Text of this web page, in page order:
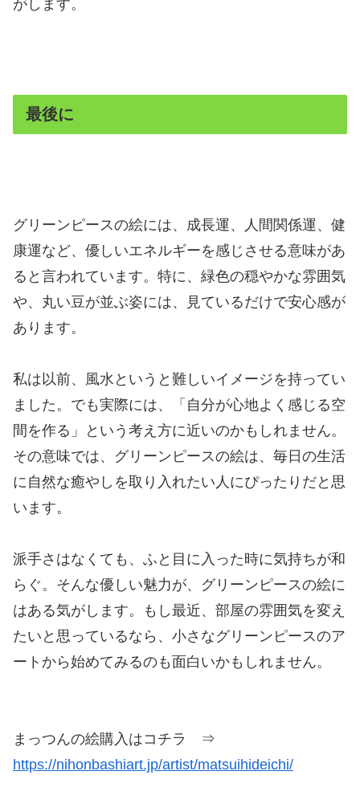
がします。
最後に
グリーンピースの絵には、成長運、人間関係運、健
康運など、優しいエネルギーを感じさせる意味があ
ると言われています。特に、緑色の穏やかな雰囲気
や、丸い豆が並ぶ姿には、見ているだけで安心感が
あります。
私は以前、風水というと難しいイメージを持ってい
ました。でも実際には、「自分が心地よく感じる空
間を作る」という考え方に近いのかもしれません。
その意味では、グリーンピースの絵は、毎日の生活
に自然な癒やしを取り入れたい人にぴったりだと思
います。
派手さはなくても、ふと目に入った時に気持ちが和
らぐ。そんな優しい魅力が、グリーンピースの絵に
はある気がします。もし最近、部屋の雰囲気を変え
たいと思っているなら、小さなグリーンピースのア
ートから始めてみるのも面白いかもしれません。
まっつんの絵購入はコチラ ⇒
https://nihonbashiart.jp/artist/matsuihideichi/